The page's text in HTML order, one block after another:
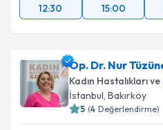
12:30 15:00
Op. Dr. Nur
Kadın Hastalıkları
İstanbul, Bakırköy
5 (4 Değerlendirme)